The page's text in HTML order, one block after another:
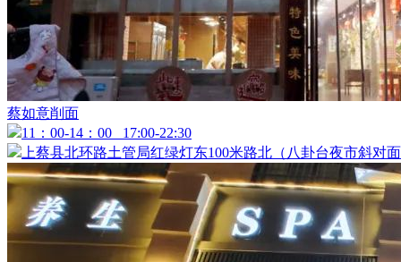
蔡如意削面
11：00-14：00 17:00-22:30
上蔡县北环路土管局红绿灯东100米路北（八卦台夜市斜对